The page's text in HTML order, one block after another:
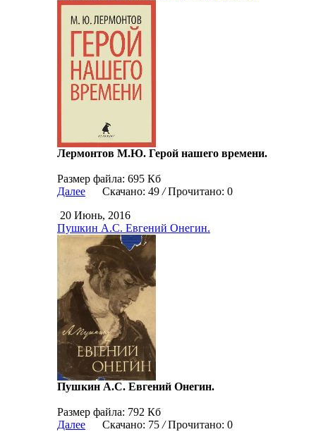
Лермонтов М.Ю. Герой нашего времени.
Размер файла: 695 Кб
Далее
Скачано: 49 /Прочитано: 0
20 Июнь, 2016
Пушкин А.С. Евгений Онегин.
Пушкин А.С. Евгений Онегин.
Размер файла: 792 Кб
Далее
Скачано: 75 /Прочитано: 0